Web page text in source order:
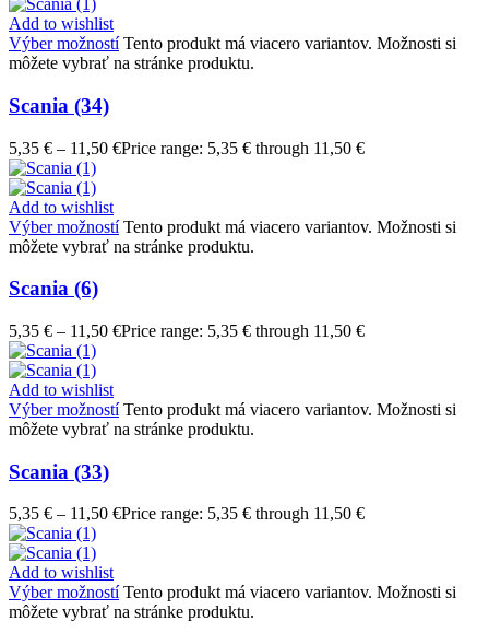
Add to wishlist
Výber možností Tento produkt má viacero variantov. Možnosti si
môžete vybrať na stránke produktu.
Scania (34)
5,35 € – 11,50 €Price range: 5,35 € through 11,50 €
Add to wishlist
Výber možností Tento produkt má viacero variantov. Možnosti si
môžete vybrať na stránke produktu.
Scania (6)
5,35 € – 11,50 €Price range: 5,35 € through 11,50 €
Add to wishlist
Výber možností Tento produkt má viacero variantov. Možnosti si
môžete vybrať na stránke produktu.
Scania (33)
5,35 € – 11,50 €Price range: 5,35 € through 11,50 €
Add to wishlist
Výber možností Tento produkt má viacero variantov. Možnosti si
môžete vybrať na stránke produktu.